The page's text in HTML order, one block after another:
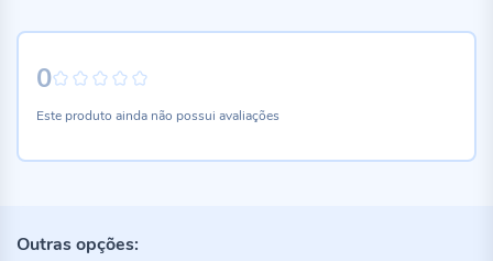
0
Este produto ainda não possui avaliações
Outras opções: